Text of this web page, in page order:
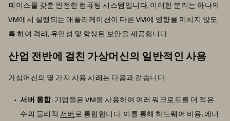
페이스를 갖춘 완전한 컴퓨팅 시스템입니다. 이러한 분리는 하나의
VM에서 실행되는 애플리케이션이 다른 VM에 영향을 미치지 않도
록 하여 격리, 유연성 및 향상된 보안을 제공합니다.
산업 전반에 걸친 가상머신의 일반적인 사용
가상머신의 몇 가지 사용 사례는 다음과 같습니다.
서버 통합: 기업들은 VM을 사용하여 여러 워크로드를 더 적은
수의 물리적 서버 로 통합합니다. 이를 통해 하드웨어 비용, 에너